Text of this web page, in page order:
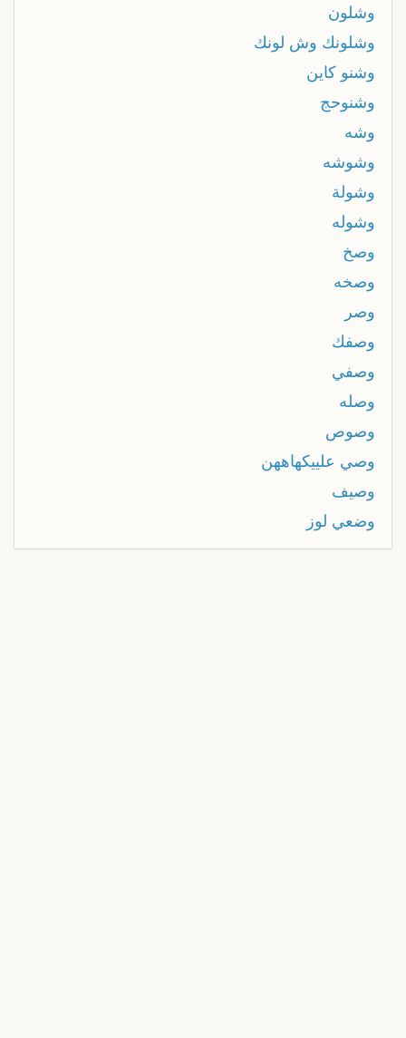
وشلون
وشلونك وش لونك
وشنو كاين
وشنوحج
وشه
وشوشه
وشولة
وشوله
وصخ
وصخه
وصر
وصفك
وصفي
وصله
وصوص
وصي علييكهاههن
وصيف
وضعي لوز